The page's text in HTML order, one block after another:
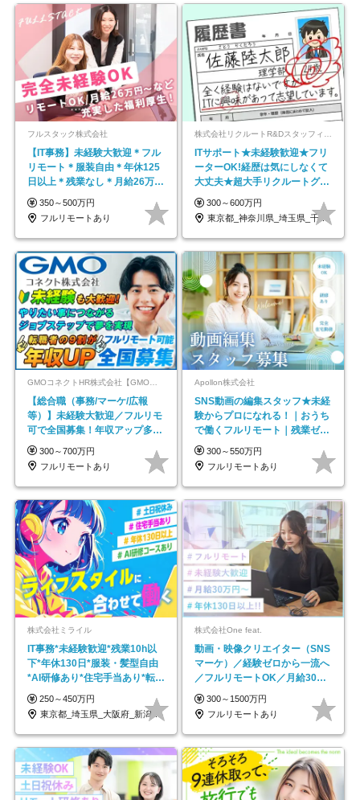
フルスタック株式会社
【IT事務】未経験大歓迎＊フル
リモート＊服装自由＊年休125
日以上＊残業なし＊月給26万円
以上
350～500万円
フルリモートあり
株式会社リクルートR&Dスタッフィング【リクルートグループ】
ITサポート★未経験歓迎★フリ
ーターOK!経歴は気にしなくて
大丈夫★超大手リクルートグル
ープの正社員/sg
300～600万円
東京都_神奈川県_埼玉県_千葉県_大阪府…
GMOコネクトHR株式会社【GMOインターネットグループ】
【総合職（事務/マーケ/広報
等）】未経験大歓迎／フルリモ
可で全国募集！年収アップ多数
★年休最大130日★
300～700万円
フルリモートあり
Apollon株式会社
SNS動画の編集スタッフ★未経
験からプロになれる！｜おうち
で働くフルリモート｜残業ゼロ
で18時退勤◎
300～550万円
フルリモートあり
株式会社ミライル
IT事務*未経験歓迎*残業10h以
下*年休130日*服装・髪型自由
*AI研修あり*住宅手当あり*転勤
なし
250～450万円
東京都_埼玉県_大阪府_新潟県_福岡県
株式会社One feat.
動画・映像クリエイター（SNS
マーケ）／経験ゼロから一流へ
／フルリモートOK／月給30万
円～／年休130日以上
300～1500万円
フルリモートあり